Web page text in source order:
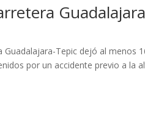
Guadalajara-Tepic dejó al
por un accidente previo a la